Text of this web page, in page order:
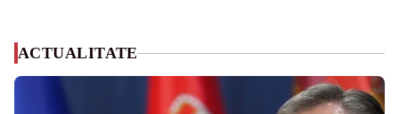
ACTUALITATE